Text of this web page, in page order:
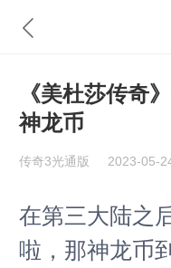
《美杜莎传奇
神龙币
传奇3光通版 2023-05-
在第三大陆之
啦，那神龙币